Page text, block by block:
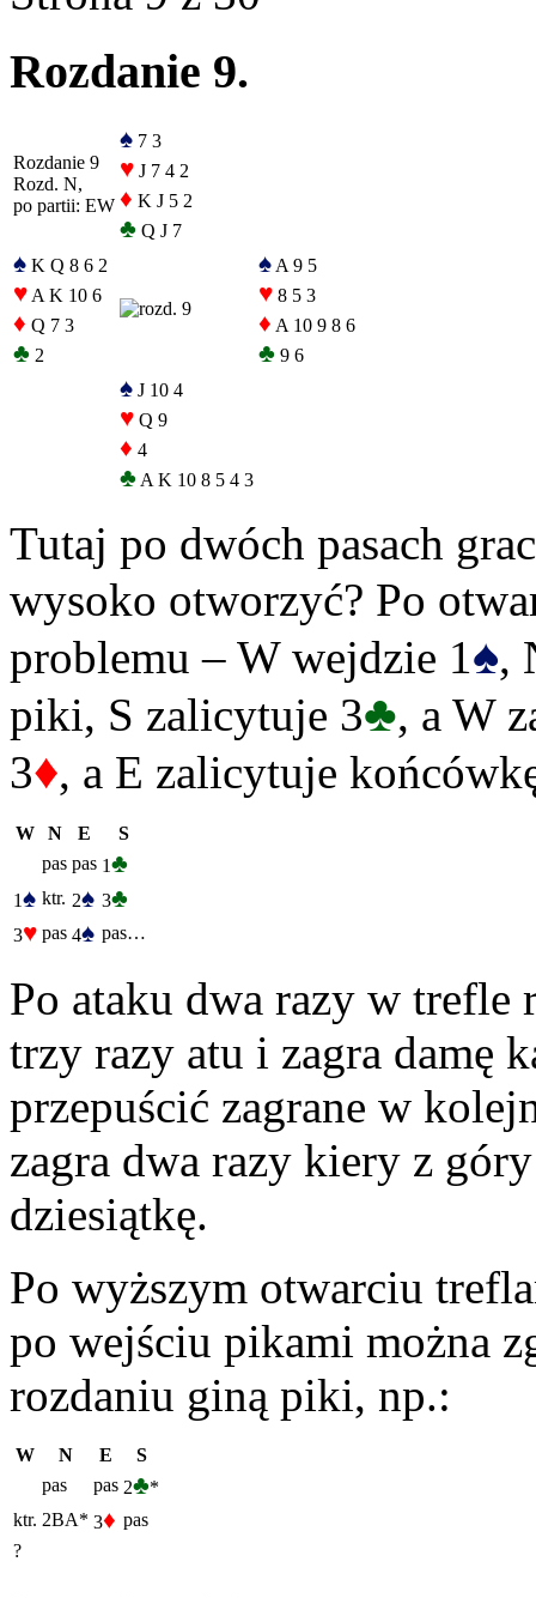
Rozdanie 9.
Rozdanie 9
Rozd. N,
po partii: EW
♠ 7 3
♥ J 7 4 2
♦ K J 5 2
♣ Q J 7
♠ K Q 8 6 2
♥ A K 10 6
♦ Q 7 3
♣ 2
♠ A 9 5
♥ 8 5 3
♦ A 10 9 8 6
♣ 9 6
♠ J 10 4
♥ Q 9
♦ 4
♣ A K 10 8 5 4 3
Tutaj po dwóch pasach
wysoko otworzyć? Po
problemu – W wejdzie 1♠,
piki, S zalicytuje 3♣, a W
3♦, a E zalicytuje
W N E
S
pas pas 1♣
1♠ ktr. 2♠ 3♣
3♥ pas 4♠ pas…
Po ataku dwa razy w trefle
trzy razy atu i zagra damę
przepuścić zagrane w
zagra dwa razy kiery z
dziesiątkę.
Po wyższym otwarciu
po wejściu pikami można
rozdaniu giną piki, np.:
W N E
S
pas
pas 2♣*
ktr. 2BA* 3♦ pas
?